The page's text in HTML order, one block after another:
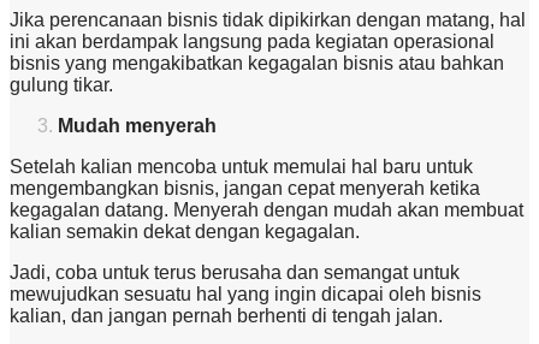
Jika perencanaan bisnis tidak dipikirkan dengan matang, hal
ini akan berdampak langsung pada kegiatan operasional
bisnis yang mengakibatkan kegagalan bisnis atau bahkan
gulung tikar.
Mudah menyerah
Setelah kalian mencoba untuk memulai hal baru untuk
mengembangkan bisnis, jangan cepat menyerah ketika
kegagalan datang. Menyerah dengan mudah akan membuat
kalian semakin dekat dengan kegagalan.
Jadi, coba untuk terus berusaha dan semangat untuk
mewujudkan sesuatu hal yang ingin dicapai oleh bisnis
kalian, dan jangan pernah berhenti di tengah jalan.